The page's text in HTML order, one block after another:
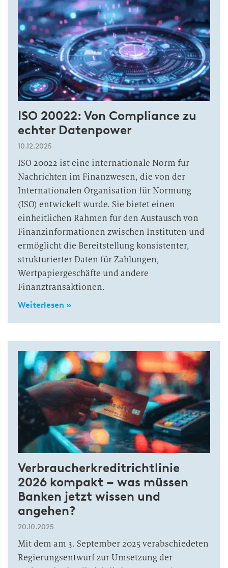
ISO 20022: Von Compliance zu
echter Datenpower
10.12.2025
ISO 20022 ist eine internationale Norm für
Nachrichten im Finanzwesen, die von der
Internationalen Organisation für Normung
(ISO) entwickelt wurde. Sie bietet einen
einheitlichen Rahmen für den Austausch von
Finanzinformationen zwischen Instituten und
ermöglicht die Bereitstellung konsistenter,
strukturierter Daten für Zahlungen,
Wertpapiergeschäfte und andere
Finanztransaktionen.
Weiterlesen »
Verbraucherkreditrichtlinie
2026 kompakt – was müssen
Banken jetzt wissen und
angehen?
20.10.2025
Mit dem am 3. September 2025 verabschiedeten
Regierungsentwurf zur Umsetzung der